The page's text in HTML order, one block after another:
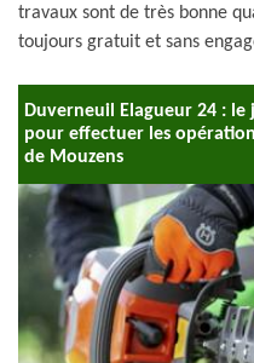
travaux sont de très bonne
toujours gratuit et sans
Duverneuil Elagueur 24 :
pour effectuer les
de Mouzens